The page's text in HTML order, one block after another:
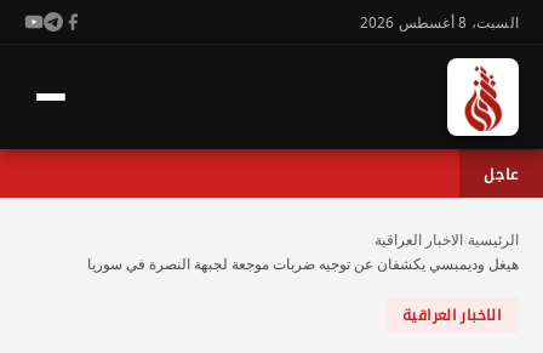
السبت، 8 أغسطس 2026
عاجل
الرئيسية الاخبار العراقية
هيغل وديمبسي يكشفان عن توجيه ضربات موجعة لجبهة النصرة في سوريا
الاخبار العراقية